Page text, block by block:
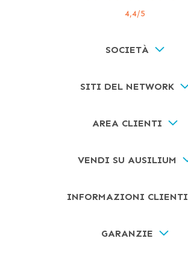
4,4/5
SOCIETÀ
SITI DEL NETWORK
AREA CLIENTI
VENDI SU AUSILIUM
INFORMAZIONI CLIENTI
GARANZIE